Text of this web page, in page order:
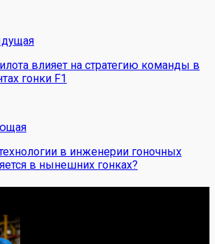
влияет на стратегию команды в
гонки F1
в инженерии гоночных
в нынешних гонках?